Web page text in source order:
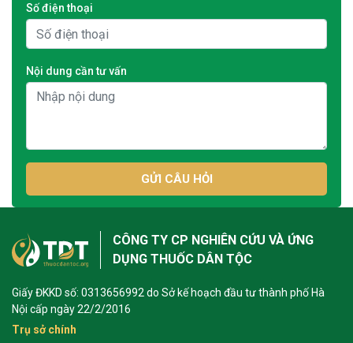
Số điện thoại
Nội dung cần tư vấn
GỬI CÂU HỎI
CÔNG TY CP NGHIÊN CỨU VÀ ỨNG
DỤNG THUỐC DÂN TỘC
Giấy ĐKKD số: 0313656992 do Sở kế hoạch đầu tư thành phố Hà
Nội cấp ngày 22/2/2016
Trụ sở chính